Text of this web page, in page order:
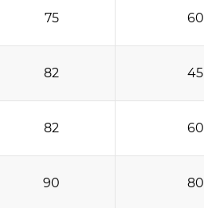
75 60
82 45
82 60
90 80